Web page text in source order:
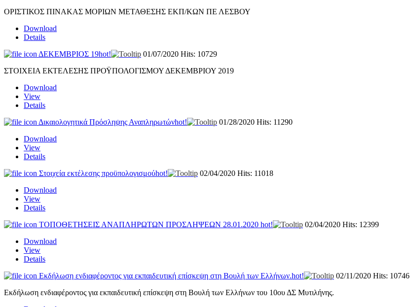
ΟΡΙΣΤΙΚΟΣ ΠΙΝΑΚΑΣ ΜΟΡΙΩΝ ΜΕΤΑΘΕΣΗΣ ΕΚΠ/ΚΩΝ ΠΕ ΛΕΣΒΟΥ
Download
Details
ΔΕΚΕΜΒΡΙΟΣ 19hot! 01/07/2020 Hits: 10729
ΣΤΟΙΧΕΙΑ ΕΚΤΕΛΕΣΗΣ ΠΡΟΫΠΟΛΟΓΙΣΜΟΥ ΔΕΚΕΜΒΡΙΟΥ 2019
Download
View
Details
Δικαιολογητικά Πρόσληψης Αναπληρωτώνhot! 01/28/2020 Hits: 11290
Download
View
Details
Στοιχεία εκτέλεσης προϋπολογισμούhot! 02/04/2020 Hits: 11018
Download
View
Details
ΤΟΠΟΘΕΤΗΣΕΙΣ ΑΝΑΠΛΗΡΩΤΩΝ ΠΡΟΣΛΗΨΕΩΝ 28.01.2020 hot! 02/04/2020 Hits: 12399
Download
View
Details
Εκδήλωση ενδιαφέροντος για εκπαιδευτική επίσκεψη στη Βουλή των Ελλήνων.hot! 02/11/2020 Hits: 10746
Εκδήλωση ενδιαφέροντος για εκπαιδευτική επίσκεψη στη Βουλή των Ελλήνων του 10ου ΔΣ Μυτιλήνης.